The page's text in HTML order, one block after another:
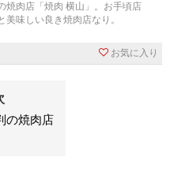
焼肉店「焼肉 横山」。お手頃店
味しい良き焼肉店なり。
お気に入り
の焼肉店